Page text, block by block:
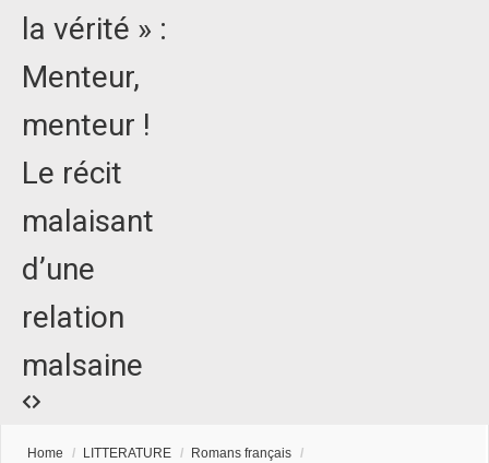
la vérité » :
Menteur,
menteur !
Le récit
malaisant
d’une
relation
malsaine
Home / LITTERATURE / Romans français /